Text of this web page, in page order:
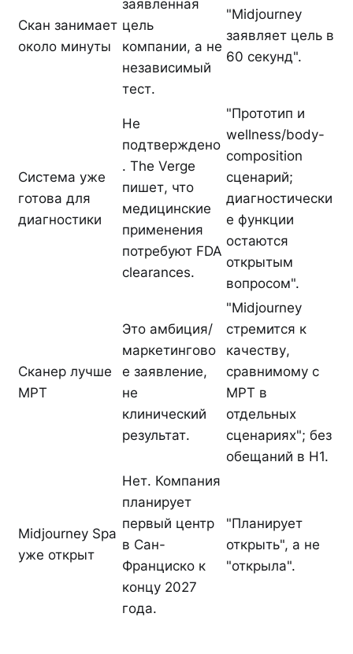
Скан занимает
около минуты
заявленная
цель
компании, а не
независимый
тест.
"Midjourney
заявляет цель в
60 секунд".
Система уже
готова для
диагностики
Не
подтверждено
. The Verge
пишет, что
медицинские
применения
потребуют FDA
clearances.
"Прототип и
wellness/body-
composition
сценарий;
диагностически
е функции
остаются
открытым
вопросом".
Сканер лучше
МРТ
Это амбиция/
маркетингово
е заявление,
не
клинический
результат.
"Midjourney
стремится к
качеству,
сравнимому с
МРТ в
отдельных
сценариях"; без
обещаний в H1.
Midjourney Spa
уже открыт
Нет. Компания
планирует
первый центр
в Сан-
Франциско к
концу 2027
года.
"Планирует
открыть", а не
"открыла".